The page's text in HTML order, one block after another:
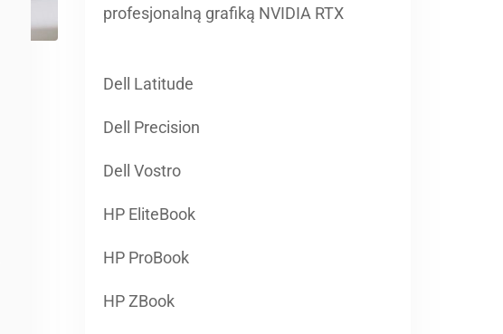
profesjonalną grafiką NVIDIA RTX
Dell Latitude
Dell Precision
Dell Vostro
HP EliteBook
HP ProBook
HP ZBook